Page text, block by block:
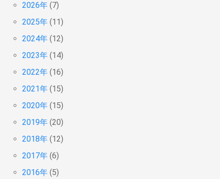
2026年 (7)
2025年 (11)
2024年 (12)
2023年 (14)
2022年 (16)
2021年 (15)
2020年 (15)
2019年 (20)
2018年 (12)
2017年 (6)
2016年 (5)